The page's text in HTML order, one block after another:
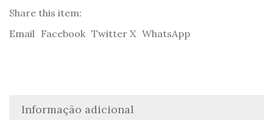
de
Share this item:
Email Facebook Twitter X WhatsApp
Informação adicional